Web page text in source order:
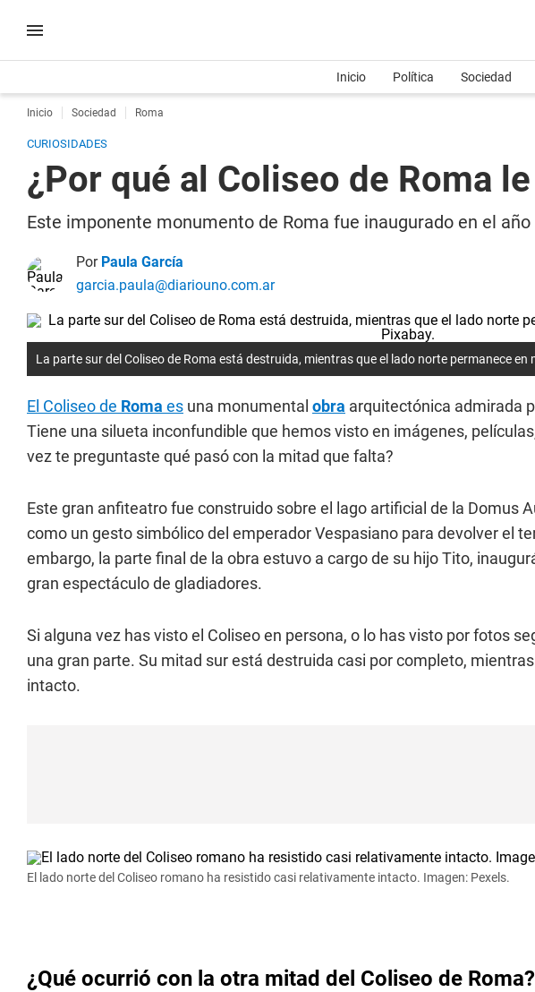
Inicio Política Sociedad
Inicio Sociedad Roma
CURIOSIDADES
¿Por qué al Coliseo de Roma
Este imponente monumento de Roma fue inaugurado en el
Por Paula García
garcia.paula@diariouno.com.ar
La parte sur del Coliseo de Roma está destruida, mientras que el lado norte permanece
El Coliseo de Roma es una monumental obra arquitectónica admirada
Tiene una silueta inconfundible que hemos visto en imágenes,
vez te preguntaste qué pasó con la mitad que falta?
Este gran anfiteatro fue construido sobre el lago artificial de la Domus
como un gesto simbólico del emperador Vespasiano para devolver el
embargo, la parte final de la obra estuvo a cargo de su hijo Tito,
gran espectáculo de gladiadores.
Si alguna vez has visto el Coliseo en persona, o lo has visto por fotos
una gran parte. Su mitad sur está destruida casi por completo,
intacto.
El lado norte del Coliseo romano ha resistido casi relativamente intacto. Imagen: Pexels.
¿Qué ocurrió con la otra mitad del Coliseo de Roma?